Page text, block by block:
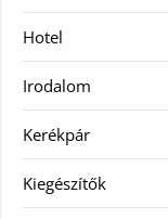
Hotel
Irodalom
Kerékpár
Kiegészítők